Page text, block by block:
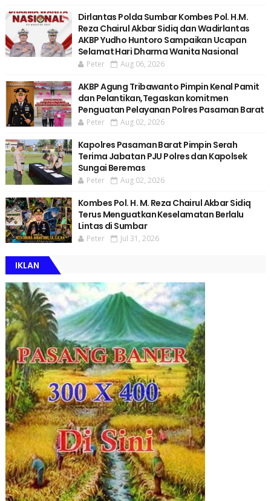
Dirlantas Polda Sumbar Kombes Pol. H.M.
Reza Chairul Akbar Sidiq dan Wadirlantas
AKBP Yudho Huntoro Sampaikan Ucapan
Selamat Hari Dharma Wanita Nasional
Peter Aug 06, 2026
AKBP Agung Tribawanto Pimpin Kenal Pamit
dan Pelantikan,Tegaskan komitmen
Penguatan Pelayanan Polres Pasaman Barat
Peter Aug 02, 2026
Kapolres Pasaman Barat Pimpin Serah
Terima Jabatan PJU Polres dan Kapolsek
Sungai Beremas
Peter Aug 02, 2026
Kombes Pol. H. M. Reza Chairul Akbar Sidiq
Terus Menguatkan Keselamatan Berlalu
Lintas di Sumbar
Peter Jul 31, 2026
IKLAN